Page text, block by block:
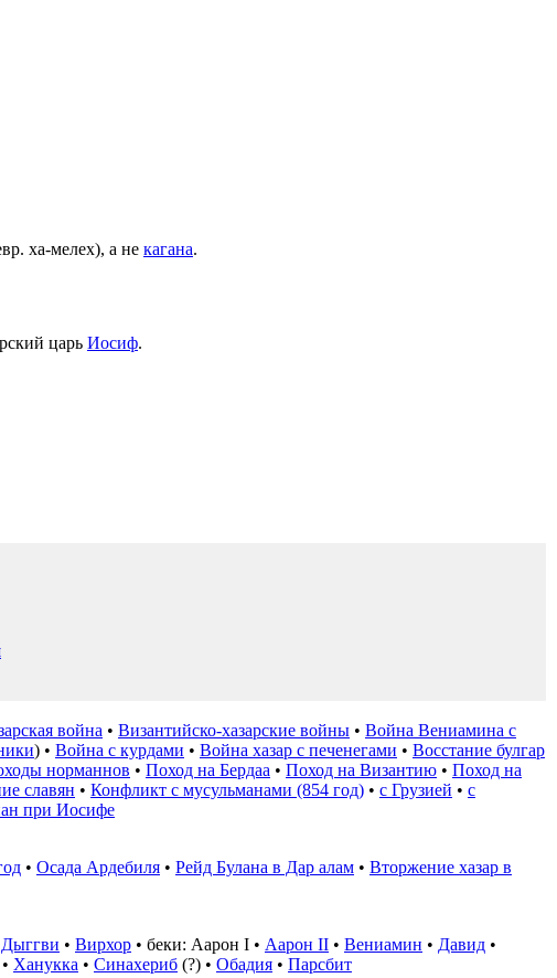
ха-мелех), а не кагана.
царь Иосиф.
война • Византийско-хазарские войны • Война Вениамина с
) • Война с курдами • Война хазар с печенегами • Восстание булгар
норманнов • Поход на Бердаа • Поход на Византию • Поход на
славян • Конфликт с мусульманами (854 год) • с Грузией • с
при Иосифе
• Осада Ардебиля • Рейд Булана в Дар алам • Вторжение хазар в
• Вирхор • беки: Аарон I • Аарон II • Вениамин • Давид •
• Ханукка • Синахериб (?) • Обадия • Парсбит